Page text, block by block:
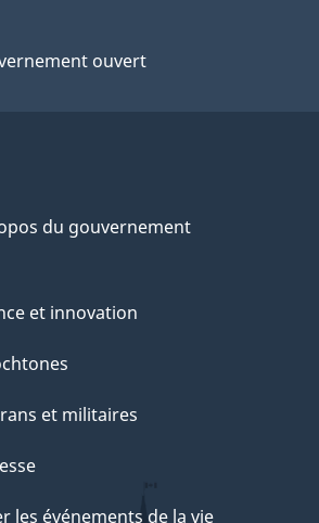
ouvert
du gouvernement
et innovation
et militaires
les événements de la vie